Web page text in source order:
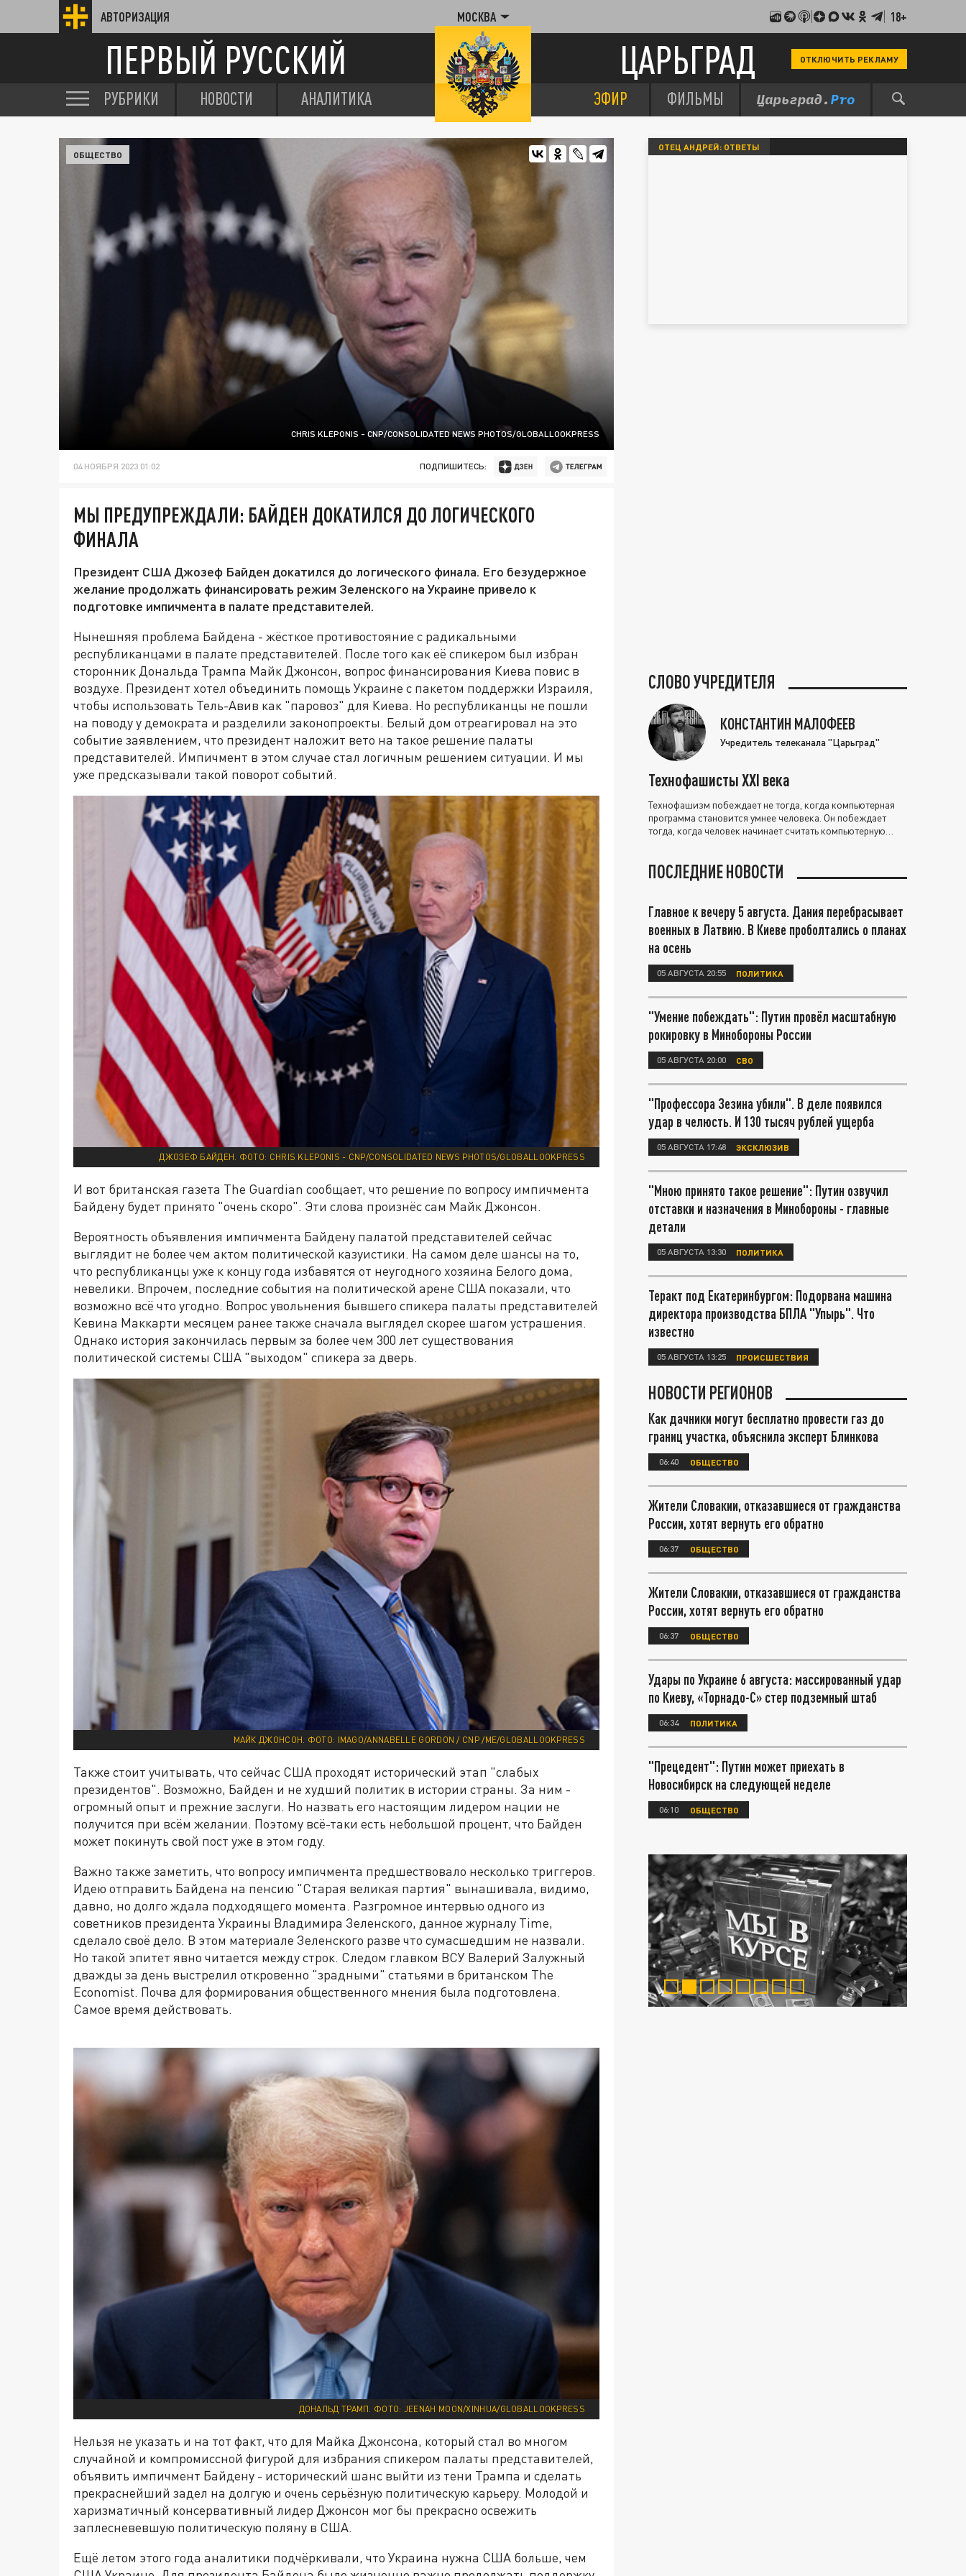
АВТОРИЗАЦИЯ МОСКВА 18+
ПЕРВЫЙ РУССКИЙ ЦАРЬГРАД ОТКЛЮЧИТЬ РЕКЛАМУ
РУБРИКИ НОВОСТИ АНАЛИТИКА ЭФИР ФИЛЬМЫ
CHRIS KLEPONIS - CNP/CONSOLIDATED NEWS PHOTOS/GLOBALLOOKPRESS
ОБЩЕСТВО
04 НОЯБРЯ 2023 01:02 ПОДПИШИТЕСЬ:
МЫ ПРЕДУПРЕЖДАЛИ: БАЙДЕН ДОКАТИЛСЯ ДО ЛОГИЧЕСКОГО
ФИНАЛА
Президент США Джозеф Байден докатился до логического финала. Его безудержное
желание продолжать финансировать режим Зеленского на Украине привело к
подготовке импичмента в палате представителей.
Нынешняя проблема Байдена - жёсткое противостояние с радикальными
республиканцами в палате представителей. После того как её спикером был избран
сторонник Дональда Трампа Майк Джонсон, вопрос финансирования Киева повис в
воздухе. Президент хотел объединить помощь Украине с пакетом поддержки Израиля,
чтобы использовать Тель-Авив как "паровоз" для Киева. Но республиканцы не пошли
на поводу у демократа и разделили законопроекты. Белый дом отреагировал на это
событие заявлением, что президент наложит вето на такое решение палаты
представителей. Импичмент в этом случае стал логичным решением ситуации. И мы
уже предсказывали такой поворот событий.
ДЖОЗЕФ БАЙДЕН. ФОТО: CHRIS KLEPONIS - CNP/CONSOLIDATED NEWS PHOTOS/GLOBALLOOKPRESS
И вот британская газета The Guardian сообщает, что решение по вопросу импичмента
Байдену будет принято "очень скоро". Эти слова произнёс сам Майк Джонсон.
Вероятность объявления импичмента Байдену палатой представителей сейчас
выглядит не более чем актом политической казуистики. На самом деле шансы на то,
что республиканцы уже к концу года избавятся от неугодного хозяина Белого дома,
невелики. Впрочем, последние события на политической арене США показали, что
возможно всё что угодно. Вопрос увольнения бывшего спикера палаты представителей
Кевина Маккарти месяцем ранее также сначала выглядел скорее шагом устрашения.
Однако история закончилась первым за более чем 300 лет существования
политической системы США "выходом" спикера за дверь.
МАЙК ДЖОНСОН. ФОТО: IMAGO/ANNABELLE GORDON / CNP /ME/GLOBALLOOKPRESS
Также стоит учитывать, что сейчас США проходят исторический этап "слабых
президентов". Возможно, Байден и не худший политик в истории страны. За ним -
огромный опыт и прежние заслуги. Но назвать его настоящим лидером нации не
получится при всём желании. Поэтому всё-таки есть небольшой процент, что Байден
может покинуть свой пост уже в этом году.
Важно также заметить, что вопросу импичмента предшествовало несколько триггеров.
Идею отправить Байдена на пенсию "Старая великая партия" вынашивала, видимо,
давно, но долго ждала подходящего момента. Разгромное интервью одного из
советников президента Украины Владимира Зеленского, данное журналу Time,
сделало своё дело. В этом материале Зеленского разве что сумасшедшим не назвали.
Но такой эпитет явно читается между строк. Следом главком ВСУ Валерий Залужный
дважды за день выстрелил откровенно "зрадными" статьями в британском The
Economist. Почва для формирования общественного мнения была подготовлена.
Самое время действовать.
ДОНАЛЬД ТРАМП. ФОТО: JEENAH MOON/XINHUA/GLOBALLOOKPRESS
Нельзя не указать и на тот факт, что для Майка Джонсона, который стал во многом
случайной и компромиссной фигурой для избрания спикером палаты представителей,
объявить импичмент Байдену - исторический шанс выйти из тени Трампа и сделать
прекраснейший задел на долгую и очень серьёзную политическую карьеру. Молодой и
харизматичный консервативный лидер Джонсон мог бы прекрасно освежить
заплесневевшую политическую поляну в США.
Ещё летом этого года аналитики подчёркивали, что Украина нужна США больше, чем
ОТЕЦ АНДРЕЙ: ОТВЕТЫ
СЛОВО УЧРЕДИТЕЛЯ
КОНСТАНТИН МАЛОФЕЕВ
Учредитель телеканала "Царьград"
Технофашисты XXI века
Технофашизм побеждает не тогда, когда компьютерная
программа становится умнее человека. Он побеждает
тогда, когда человек начинает считать компьютерную
ПОСЛЕДНИЕ НОВОСТИ
Главное к вечеру 5 августа. Дания перебрасывает
военных в Латвию. В Киеве проболтались о планах
на осень
05 АВГУСТА 20:55 ПОЛИТИКА
"Умение побеждать": Путин провёл масштабную
рокировку в Минобороны России
05 АВГУСТА 20:00 СВО
"Профессора Зезина убили". В деле появился
удар в челюсть. И 130 тысяч рублей ущерба
05 АВГУСТА 17:48 ЭКСКЛЮЗИВ
"Мною принято такое решение": Путин озвучил
отставки и назначения в Минобороны - главные
детали
05 АВГУСТА 13:30 ПОЛИТИКА
Теракт под Екатеринбургом: Подорвана машина
директора производства БПЛА "Упырь". Что
известно
05 АВГУСТА 13:25 ПРОИСШЕСТВИЯ
НОВОСТИ РЕГИОНОВ
Как дачники могут бесплатно провести газ до
границ участка, объяснила эксперт Блинкова
06:40 ОБЩЕСТВО
Жители Словакии, отказавшиеся от гражданства
России, хотят вернуть его обратно
06:37 ОБЩЕСТВО
Жители Словакии, отказавшиеся от гражданства
России, хотят вернуть его обратно
06:37 ОБЩЕСТВО
Удары по Украине 6 августа: массированный удар
по Киеву, «Торнадо-С» стер подземный штаб
06:34 ПОЛИТИКА
"Прецедент": Путин может приехать в
Новосибирск на следующей неделе
06:10 ОБЩЕСТВО